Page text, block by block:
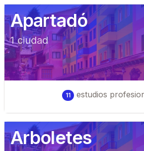
Apartadó
1ciudad
11 estudios
Arboletes